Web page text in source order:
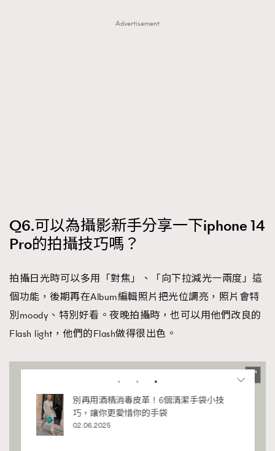
Advertisement
Q6.可以為攝影新手分享一下iphone 14
Pro的拍攝技巧嗎？
拍攝日光時可以多用「對焦」、「向下拉減光一兩度」這
個功能，後期再在Album編輯照片把光位調亮，照片會特
別moody、特別好看。夜晚拍攝時，也可以用他們改良的
Flash light，他們的Flash做得很出色。
別再用酒精消毒皮革！6個清潔手袋小技
巧，讓你更愛惜你的手袋
02.06.2025